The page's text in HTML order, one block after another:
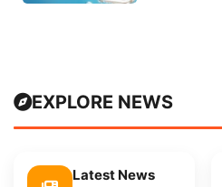
EXPLORE NEWS
Latest News